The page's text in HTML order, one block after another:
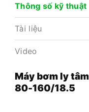
Thông số kỹ thuật
Tài liệu
Video
Máy bơm ly
80-160/18.5